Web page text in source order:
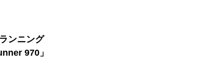
ンニング
970」